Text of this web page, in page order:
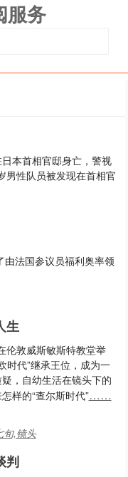
服务
本首相官邸身亡，警视
男性队员被发现在首相官
法国参议员福利奥率领
生
伦敦威斯敏斯特教堂举
时代”继承王位，成为一
，自幼生活在镜头下的
样的“查尔斯时代”……
旬,镜头
判